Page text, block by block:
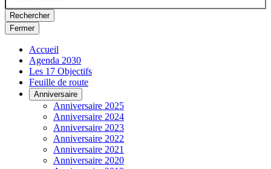
Rechercher
Fermer
Accueil
Agenda 2030
Les 17 Objectifs
Feuille de route
Anniversaire
Anniversaire 2025
Anniversaire 2024
Anniversaire 2023
Anniversaire 2022
Anniversaire 2021
Anniversaire 2020